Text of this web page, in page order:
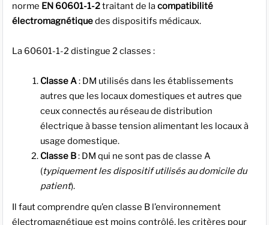
norme EN 60601-1-2traitant de la compatibilité
électromagnétiquedes dispositifs médicaux.
La 60601-1-2 distingue 2 classes :
Classe A: DM utilisés dans les établissements
autres que les locaux domestiques et autres que
ceux connectés au réseau de distribution
électrique à basse tension alimentant les locaux à
usage domestique.
Classe B: DM qui ne sont pas de classe A
(typiquement les dispositif utilisés au domicile du
patient).
Il faut comprendre qu’en classe B l’environnement
électromagnétique est moins contrôlé, les critères pour